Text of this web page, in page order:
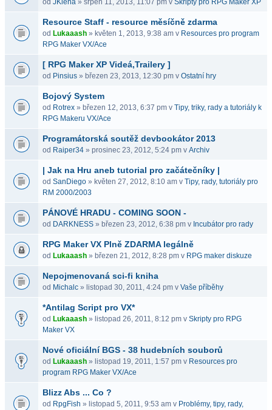
od JKlena » srpen 11, 2013, 11:07 pm v Skripty pro RPG Maker XP
Resource Staff - resource měsíčně zdarma
od Lukaaash » květen 1, 2013, 9:38 am v Resources pro program
RPG Maker VX/Ace
[ RPG Maker XP Videá,Trailery ]
od Pinsius » březen 23, 2013, 12:30 pm v Ostatní hry
Bojový System
od Rotrex » březen 12, 2013, 6:37 pm v Tipy, triky, rady a tutoriály k
RPG Makeru VX/Ace
Programátorská soutěž devbookátor 2013
od Raiper34 » prosinec 23, 2012, 5:24 pm v Archiv
| Jak na Hru aneb tutorial pro začátečníky |
od SanDiego » květen 27, 2012, 8:10 am v Tipy, rady, tutoriály pro
RM 2000/2003
PÁNOVÉ HRADU - COMING SOON -
od DARKNESS » březen 23, 2012, 6:38 pm v Incubátor pro rady
RPG Maker VX Plně ZDARMA legálně
od Lukaaash » březen 21, 2012, 8:28 pm v RPG maker diskuze
Nepojmenovaná sci-fi kniha
od Michalc » listopad 30, 2011, 4:24 pm v Vaše příběhy
*Antilag Script pro VX*
od Lukaaash » listopad 26, 2011, 8:12 pm v Skripty pro RPG
Maker VX
Nové oficiální BGS - 38 hudebních souborů
od Lukaaash » listopad 19, 2011, 1:57 pm v Resources pro
program RPG Maker VX/Ace
Blizz Abs ... Co ?
od RpgFish » listopad 5, 2011, 9:53 am v Problémy, tipy, rady,